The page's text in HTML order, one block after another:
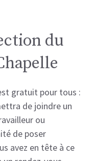
du
gratuit pour tous :
de joindre un
ou
de poser
avez en tête à ce